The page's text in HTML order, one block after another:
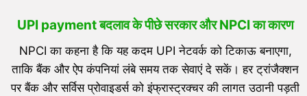
UPI paymentबदलाव के पीछे सरकार और NPCI का कारण
NPCI का कहना है कि यह कदम UPI नेटवर्क को टिकाऊ बनाएगा,
ताकि बैंक और ऐप कंपनियां लंबे समय तक सेवाएं दे सकें। हर ट्रांजैक्शन
पर बैंक और सर्विस प्रोवाइडर्स को इंफ्रास्ट्रक्चर की लागत उठानी पड़ती